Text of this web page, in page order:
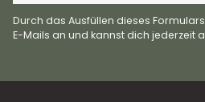
Durch das Ausfüllen dieses
E-Mails an und kannst dich jederzeit